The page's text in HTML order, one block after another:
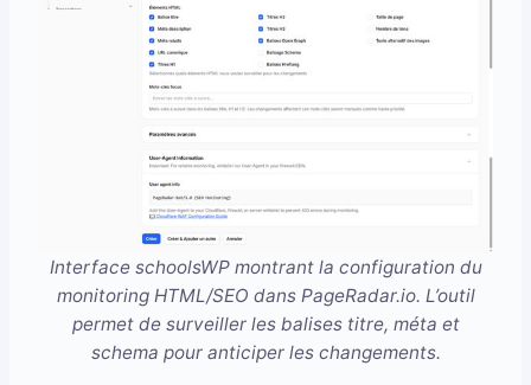
Interface schoolsWP montrant la configuration du
monitoring HTML/SEO dans PageRadar.io. L’outil
permet de surveiller les balises titre, méta et
schema pour anticiper les changements.